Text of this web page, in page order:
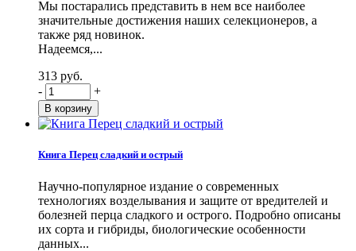
Мы постарались представить в нем все наиболее
значительные достижения наших селекционеров, а
также ряд новинок.
Надеемся,...
313 руб.
-
+
Книга Перец сладкий и острый
Научно-популярное издание о современных
технологиях возделывания и защите от вредителей и
болезней перца сладкого и острого. Подробно описаны
их сорта и гибриды, биологические особенности
данных...